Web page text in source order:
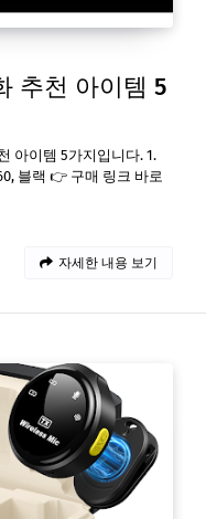
추천 아이템 5
아이템 5가지입니다. 1.
블랙 👉 구매 링크 바로
자세한 내용 보기